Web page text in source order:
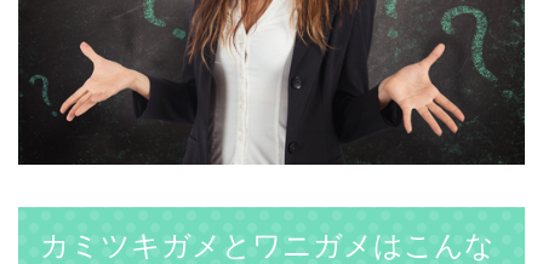
カミツキガメとワニガメはこんな